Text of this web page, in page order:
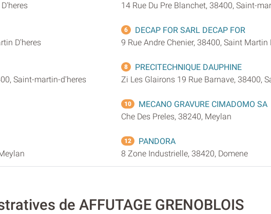
14 Rue Du Pre Blanchet, 38400, Saint-
D'heres
6
DECAP FOR SARL DECAP FOR
9 Rue Andre Chenier, 38400, Saint Martin
Saint-martin-d'heres
8
PRECITECHNIQUE DAUPHINE
Zi Les Glairons 19 Rue Barnave, 38400,
10
MECANO GRAVURE CIMADOMO SA
Che Des Preles, 38240, Meylan
12
PANDORA
8 Zone Industrielle, 38420, Domene
de AFFUTAGE GRENOBLOIS